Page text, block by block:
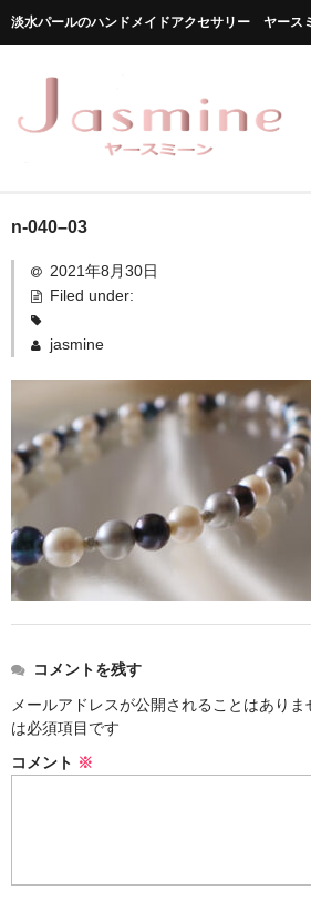
淡水パールのハンドメイドアクセサリー ヤース
ホーム
商品一覧
★お勧め商品
メディア掲載
ブログ
お問い合わせ
n-040–03
2021年8月30日
Filed under:
jasmine
コメントを残す
メールアドレスが公開されることはありま
は必須項目です
コメント ※